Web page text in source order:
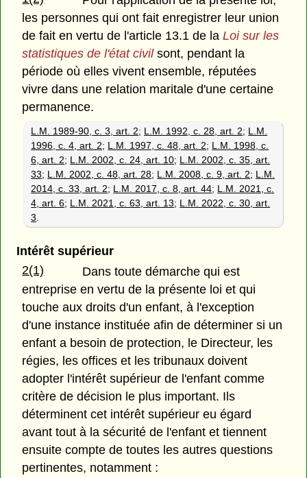
les personnes qui ont fait enregistrer leur union
de fait en vertu de l'article 13.1 de laLoi sur les
statistiques de l'état civilsont, pendant la
période où elles vivent ensemble, réputées
vivre dans une relation maritale d'une certaine
permanence.
L.M. 1989-90, c. 3, art. 2; L.M. 1992, c. 28, art. 2; L.M.
1996, c. 4, art. 2; L.M. 1997, c. 48, art. 2; L.M. 1998, c.
6, art. 2; L.M. 2002, c. 24, art. 10; L.M. 2002, c. 35, art.
33; L.M. 2002, c. 48, art. 28; L.M. 2008, c. 9, art. 2; L.M.
2014, c. 33, art. 2; L.M. 2017, c. 8, art. 44; L.M. 2021, c.
4, art. 6; L.M. 2021, c. 63, art. 13; L.M. 2022, c. 30, art.
3.
Intérêt supérieur
2(1)
Dans toute démarche qui est
entreprise en vertu de la présente loi et qui
touche aux droits d'un enfant, à l'exception
d'une instance instituée afin de déterminer si un
enfant a besoin de protection, le Directeur, les
régies, les offices et les tribunaux doivent
adopter l'intérêt supérieur de l'enfant comme
critère de décision le plus important. Ils
déterminent cet intérêt supérieur eu égard
avant tout à la sécurité de l'enfant et tiennent
ensuite compte de toutes les autres questions
pertinentes, notamment :